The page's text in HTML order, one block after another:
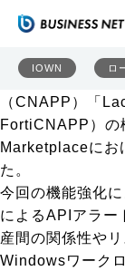
IOWN ロ
フォーティネッ
品展開も拡充
フォーティネッ
イティブアプリ
（CNAPP）「
FortiCNAPP）の
Marketplaceにお
た。
今回の機能強化
によるAPIアラー
産間の関係性や
Windowsワーク